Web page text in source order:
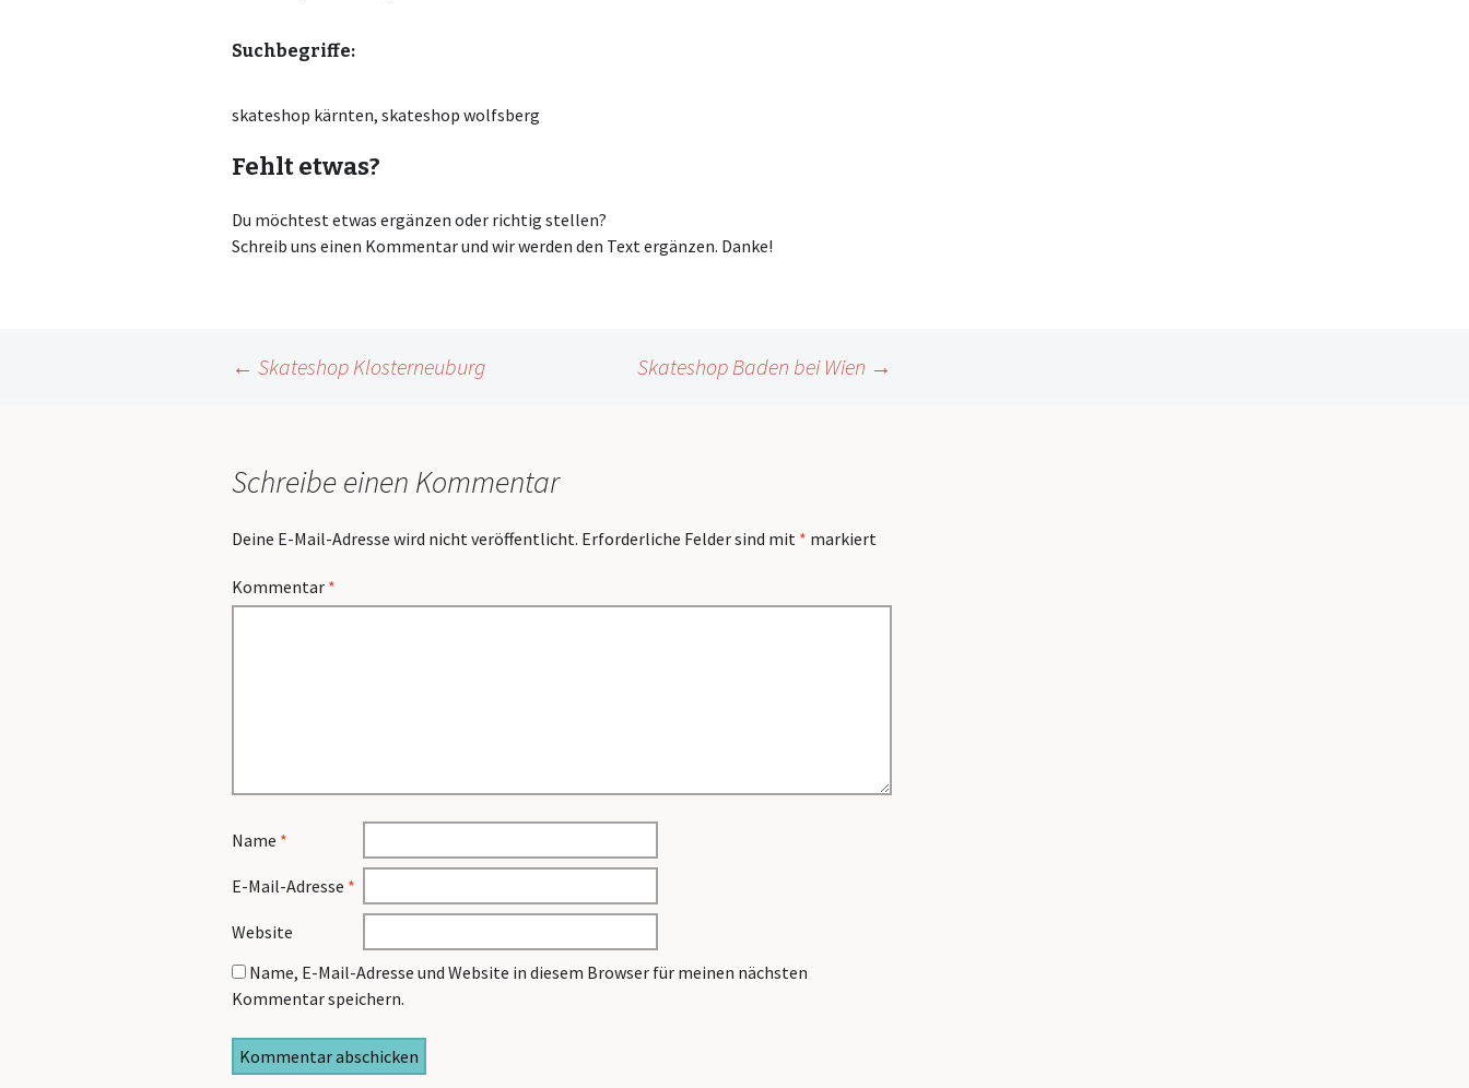
Suchbegriffe:
skateshop kärnten, skateshop wolfsberg
Fehlt etwas?
Du möchtest etwas ergänzen oder richtig stellen?
Schreib uns einen Kommentar und wir werden den Text ergänzen. Danke!
Beitragsnavigation
← Skateshop Klosterneuburg Skateshop Baden bei Wien →
Schreibe einen Kommentar
Deine E-Mail-Adresse wird nicht veröffentlicht. Erforderliche Felder sind mit * markiert
Kommentar *
Name *
E-Mail-Adresse *
Website
Name, E-Mail-Adresse und Website in diesem Browser für meinen nächsten
Kommentar speichern.